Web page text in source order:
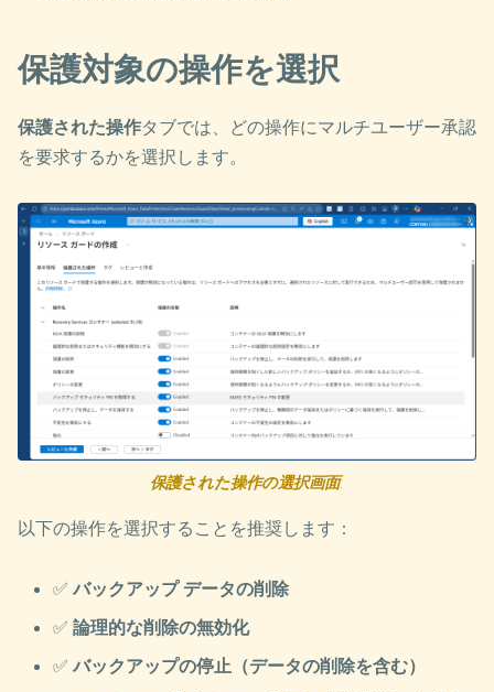
保護対象の操作を選択
保護された操作タブでは、どの操作にマルチユーザー承認
を要求するかを選択します。
保護された操作の選択画面:
以下の操作を選択することを推奨します：
✅ バックアップ データの削除
✅ 論理的な削除の無効化
✅ バックアップの停止（データの削除を含む）